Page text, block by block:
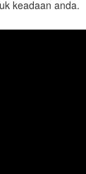
keadaan anda.